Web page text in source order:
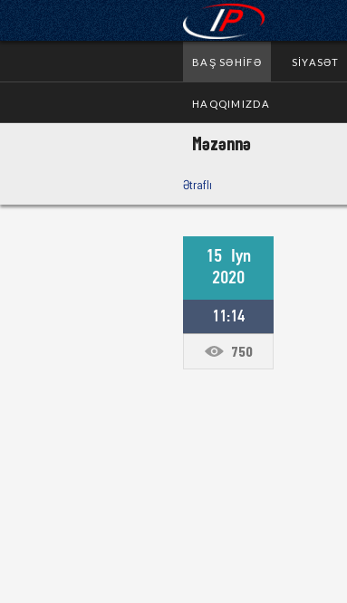
BAŞ SƏHIFƏ SIYASƏT
HAQQIMIZDA
Məzənnə
Ətraflı
15 Iyn
2020
11:14
750